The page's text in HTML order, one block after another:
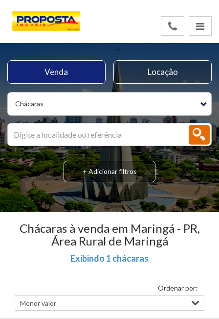
Chácaras
Venda Locação
+ Adicionar filtros
Chácaras à venda em Maringá - PR,
Área Rural de Maringá
Exibindo 1 chácaras
Ordenar por: